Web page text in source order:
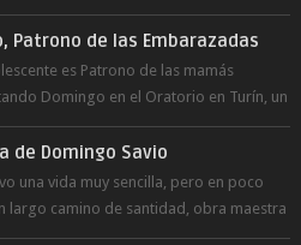
Patrono de las Embarazadas
es Patrono de las mamás
Domingo en el Oratorio en Turín, un
de Domingo Savio
una vida muy sencilla, pero en poco
largo camino de santidad, obra maestra
fr...